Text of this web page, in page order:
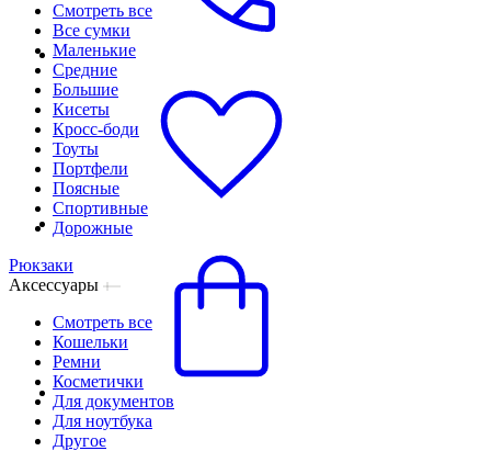
Смотреть все
Все сумки
Маленькие
Средние
Большие
Кисеты
Кросс-боди
Тоуты
Портфели
Поясные
Спортивные
Дорожные
Рюкзаки
Аксессуары
Смотреть все
Кошельки
Ремни
Косметички
Для документов
Для ноутбука
Другое